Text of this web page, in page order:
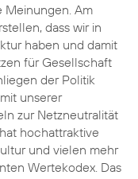
Meinungen. Am
dass wir in
haben und damit
für Gesellschaft
der Politik
unserer
zur Netzneutralität
hochattraktive
und vielen mehr
Wertekodex. Das